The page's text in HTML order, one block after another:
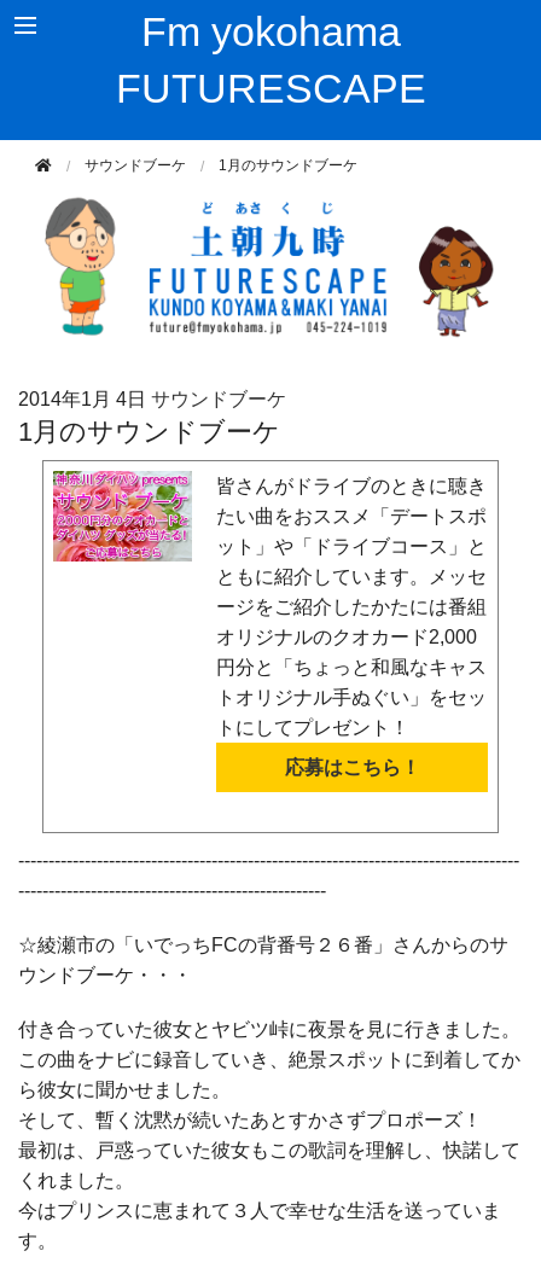
Fm yokohama
FUTURESCAPE
サウンドブーケ 1月のサウンドブーケ
2014年1月 4日 サウンドブーケ
1月のサウンドブーケ
皆さんがドライブのときに聴き
たい曲をおススメ「デートスポ
ット」や「ドライブコース」と
ともに紹介しています。メッセ
ージをご紹介したかたには番組
オリジナルのクオカード2,000
円分と「ちょっと和風なキャス
トオリジナル手ぬぐい」をセッ
トにしてプレゼント！
応募はこちら！
-----------------------------------------------------------------------------------
---------------------------------------------------
☆綾瀬市の「いでっちFCの背番号２６番」さんからのサ
ウンドブーケ・・・
付き合っていた彼女とヤビツ峠に夜景を見に行きました。
この曲をナビに録音していき、絶景スポットに到着してか
ら彼女に聞かせました。
そして、暫く沈黙が続いたあとすかさずプロポーズ！
最初は、戸惑っていた彼女もこの歌詞を理解し、快諾して
くれました。
今はプリンスに恵まれて３人で幸せな生活を送っていま
す。